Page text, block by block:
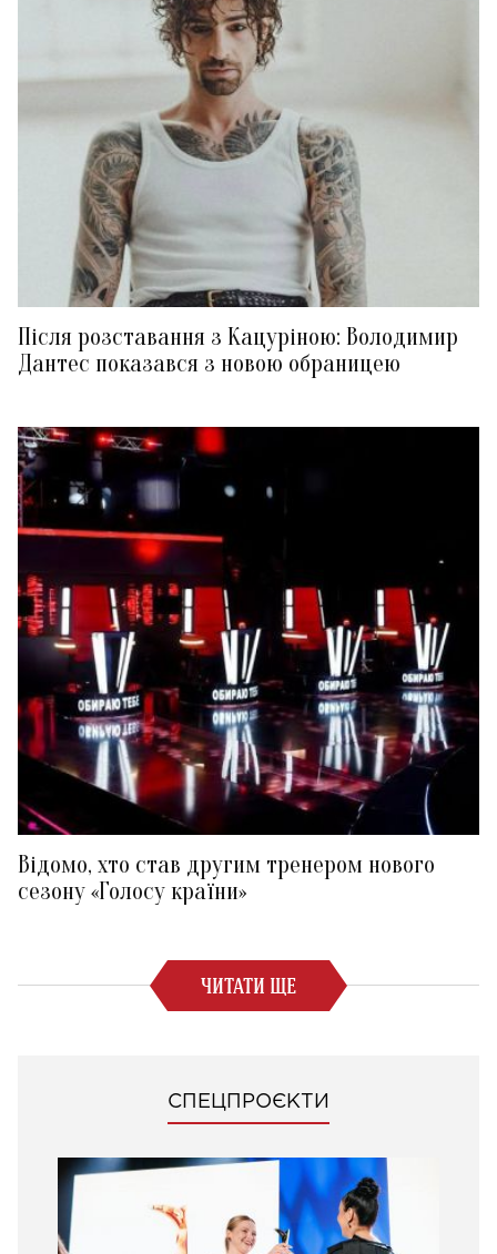
Після розставання з Кацуріною: Володимир
Дантес показався з новою обраницею
Відомо, хто став другим тренером нового
сезону «Голосу країни»
ЧИТАТИ ЩЕ
СПЕЦПРОЄКТИ